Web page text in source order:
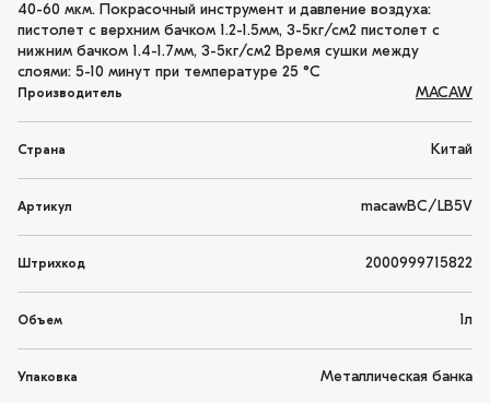
40-60 мкм. Покрасочный инструмент и давление воздуха:
пистолет с верхним бачком 1.2-1.5мм, 3-5кг/см2 пистолет с
нижним бачком 1.4-1.7мм, 3-5кг/см2 Время сушки между
слоями: 5-10 минут при температуре 25 °C
Производитель MACAW
Страна Китай
Артикул macawBC/LB5V
Штрихкод 2000999715822
Объем 1л
Упаковка Металлическая банка